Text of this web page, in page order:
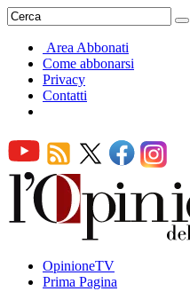
Area Abbonati
Come abbonarsi
Privacy
Contatti
OpinioneTV
Prima Pagina